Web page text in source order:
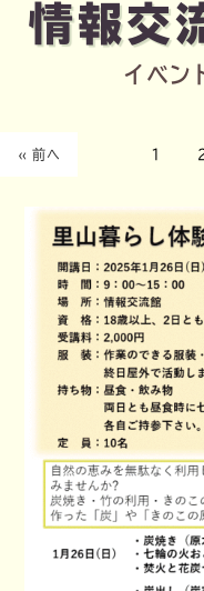
情報交
イベン
« 前へ 1